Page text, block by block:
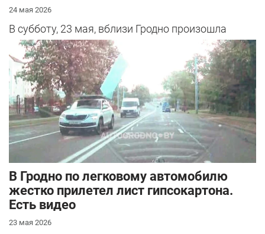
24 мая 2026
В субботу, 23 мая, вблизи Гродно произошла
серьезная авария – столкнулись Mazda и
Peugeot. Читатель АвтоГродно поделился...
В Гродно по легковому автомобилю
жестко прилетел лист гипсокартона.
Есть видео
23 мая 2026